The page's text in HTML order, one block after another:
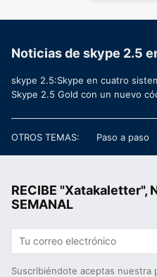
Noticias de skype 2.5
skype 2.5:Skype en cuatro
Skype 2.5 Gold con un nuevo
OTROS TEMAS: Paso a paso
RECIBE "Xatakaletter",
SEMANAL
Suscribiéndote aceptas nuestra